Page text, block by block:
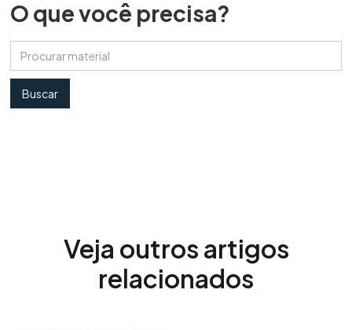
O que você precisa?
Veja outros artigos
relacionados